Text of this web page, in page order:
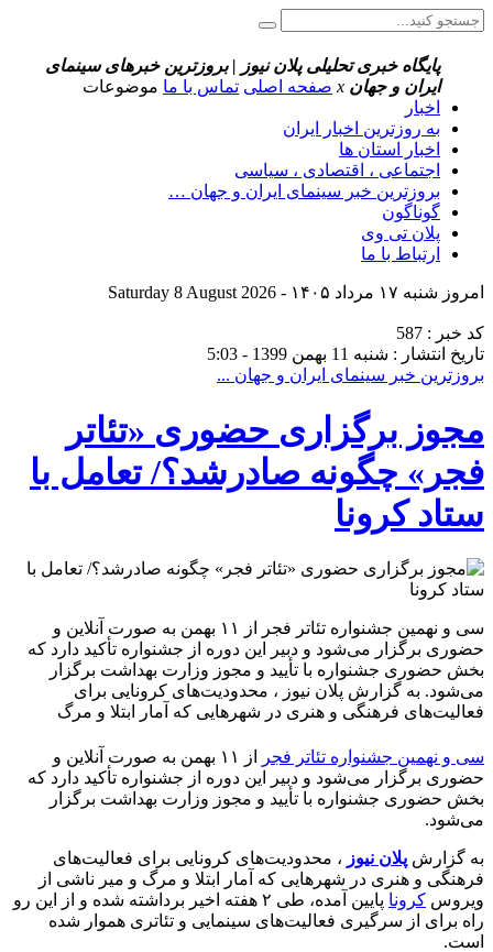
پایگاه خبری تحلیلی پلان نیوز | بروزترین خبرهای سینمای
ایران و جهان x صفحه اصلی تماس با ما موضوعات
اخبار
به روزترین اخبار ایران
اخبار استان ها
اجتماعی ، اقتصادی ، سیاسی
بروزترین خبر سینمای ایران و جهان …
گوناگون
پلان تی وی
ارتباط با ما
امروز شنبه ۱۷ مرداد ۱۴۰۵ - Saturday 8 August 2026
کد خبر : 587
تاریخ انتشار : شنبه 11 بهمن 1399 - 5:03
بروزترین خبر سینمای ایران و جهان ...
مجوز برگزاری حضوری «تئاتر
فجر» چگونه صادرشد؟/ تعامل با
ستاد کرونا
سی و نهمین جشنواره تئاتر فجر از ۱۱ بهمن به صورت آنلاین و
حضوری برگزار می‌شود و دبیر این دوره از جشنواره تأکید دارد که
بخش حضوری جشنواره با تأیید و مجوز وزارت بهداشت برگزار
می‌شود. به گزارش پلان نیوز ، محدودیت‌های کرونایی برای
فعالیت‌های فرهنگی و هنری در شهرهایی که آمار ابتلا و مرگ
سی و نهمین جشنواره تئاتر فجر
از ۱۱ بهمن به صورت آنلاین و
حضوری برگزار می‌شود و دبیر این دوره از جشنواره تأکید دارد که
بخش حضوری جشنواره با تأیید و مجوز وزارت بهداشت برگزار
می‌شود.
به گزارش پلان نیوز ، محدودیت‌های کرونایی برای فعالیت‌های
فرهنگی و هنری در شهرهایی که آمار ابتلا و مرگ و میر ناشی از
ویروس کرونا
پایین آمده، طی ۲ هفته اخیر برداشته شده و از این رو
راه برای از سرگیری فعالیت‌های سینمایی و تئاتری هموار شده
است.